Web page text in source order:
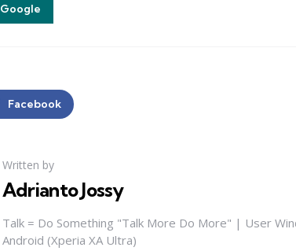
Google
Facebook
Written by
Adrianto Jossy
Talk = Do Something "Talk More Do More" | User
Android (Xperia XA Ultra)